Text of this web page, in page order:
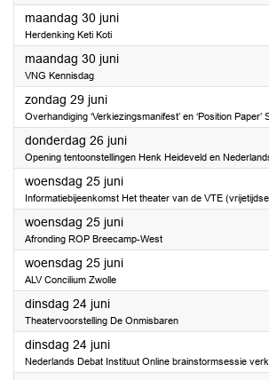
maandag 30 juni2025
Herdenking Keti Koti
maandag 30 juni2025
VNG Kennisdag
zondag 29 juni2025
Overhandiging ‘Verkiezingsmanifest’ en ‘Position Paper’
donderdag 26 juni2025
Opening tentoonstellingen Henk Heideveld en
woensdag 25 juni2025
Informatiebijeenkomst Het theater van de VTE
woensdag 25 juni2025
Afronding ROP Breecamp-West
woensdag 25 juni2025
ALV Concilium Zwolle
dinsdag 24 juni2025
Theatervoorstelling De Onmisbaren
dinsdag 24 juni2025
Nederlands Debat Instituut Online brainstormsessie